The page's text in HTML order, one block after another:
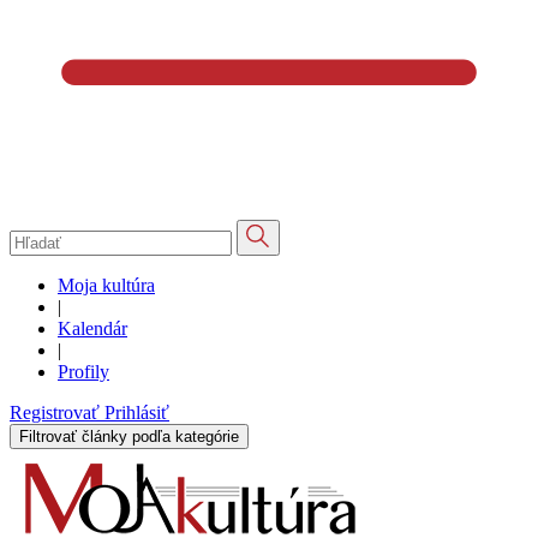
Moja kultúra
|
Kalendár
|
Profily
Registrovať Prihlásiť
Filtrovať články podľa kategórie